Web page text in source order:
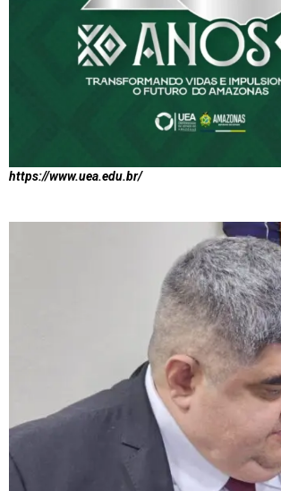
https://www.uea.edu.br/